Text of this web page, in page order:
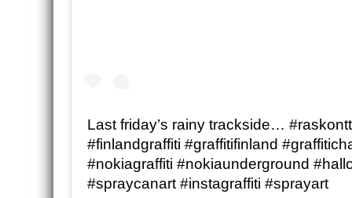
Last friday’s rainy trackside…
#finlandgraffiti #graffitifinland
#nokiagraffiti #nokiaunderground
#spraycanart #instagraffiti #sprayart